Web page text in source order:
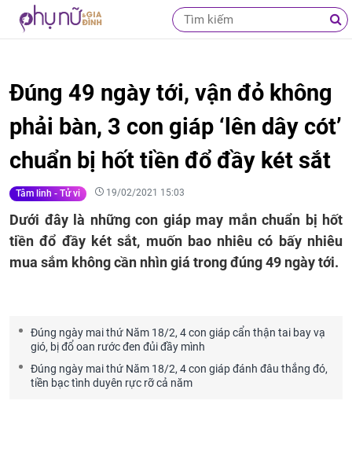
Đúng 49 ngày tới, vận đỏ không
phải bàn, 3 con giáp ‘lên dây cót’
chuẩn bị hốt tiền đổ đầy két sắt
Tâm linh - Tử vi 19/02/2021 15:03
Dưới đây là những con giáp may mắn chuẩn bị hốt
tiền đổ đầy két sắt, muốn bao nhiêu có bấy nhiêu
mua sắm không cần nhìn giá trong đúng 49 ngày tới.
Đúng ngày mai thứ Năm 18/2, 4 con giáp cẩn thận tai bay vạ
gió, bị đổ oan rước đen đủi đầy mình
Đúng ngày mai thứ Năm 18/2, 4 con giáp đánh đâu thắng đó,
tiền bạc tình duyên rực rỡ cả năm